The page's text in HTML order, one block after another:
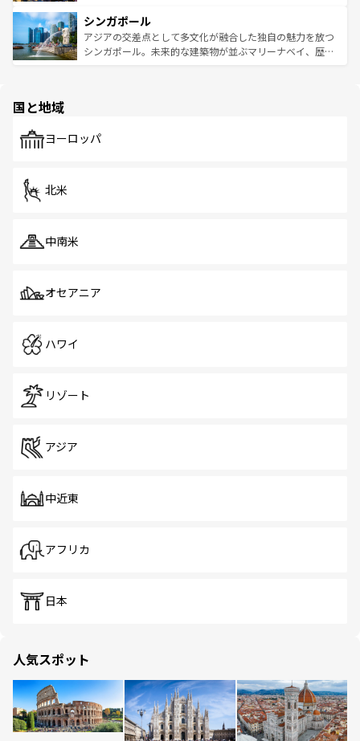
参照してほしい。
激する。気候は一年中温暖で、どの季節にも異なる楽しみ
が待っている。親しみやすいタイの人々、仏教を中心とし
た文化、そして多様な観光資源が、訪れる旅人を魅了し続
み、どこを訪れても感動するはず。観光スポットが密集し
ており、効率よく見どころを回れるのも魅力。息をのむよ
うな絶景から文化的な体験まで、香港を存分に楽しみ尽く
シンガポール
アジアの交差点として多文化が融合した独自の魅力を放つ
シンガポール。未来的な建築物が並ぶマリーナベイ、歴史
で、ホーカーズは地元の風情を楽しめる外せないスポット
国と地域
ヨーロッパ
北米
中南米
オセアニア
ハワイ
リゾート
アジア
中近東
アフリカ
日本
人気スポット